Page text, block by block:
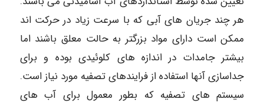
هر چند جریان های آبی که با سرعت زیاد در حرکت اند
ممکن است دارای مواد بزرگتر به حالت معلق باشند اما
بیشتر جامدات در اندازه های کلوئیدی بوده و برای
جداسازی آنها استفاده از فرایندهای تصفیه مورد نیاز است.
سیستم های تصفیه که بطور معمول برای آب های